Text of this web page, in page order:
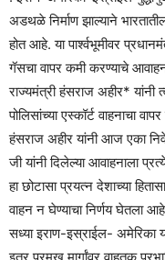
अडथळे निर्माण झाल्याने
होत आहे. या पार्श्वभूमीवर
गॅसचा वापर कमी करण्याचे
राज्यमंत्री हंसराज अहीर* यांनी
पोलिसांच्या एस्कॉर्ट वाहनाचा
हंसराज अहीर यांनी आज एका
जी यांनी दिलेल्या आवाहनाला
हा छोटासा प्रयत्न देशाच्या
वाहन न घेण्याचा निर्णय घेतला
सध्या इराण-इस्राईल- अमेरिका
इतर प्रमुख मार्गांवर वाहतूक